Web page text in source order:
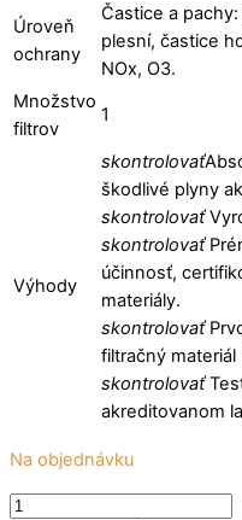
Úroveň
ochrany
Častice a
plesní, častice
NOx, O3.
Množstvo
filtrov
1
Výhody
skontrolovať
škodlivé plyny
skontrolovať
skontrolovať
účinnosť,
materiály.
skontrolovať
filtračný materiál
skontrolovať
akreditovanom
Na objednávku
množstvo